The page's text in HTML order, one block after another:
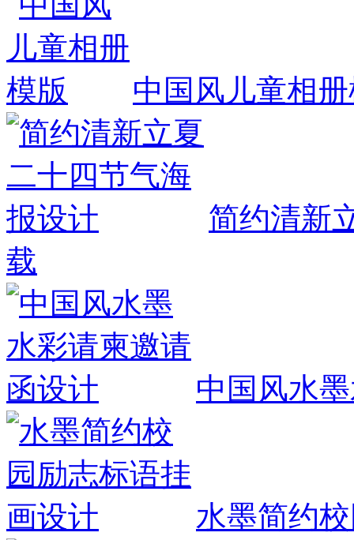
中国风儿童相
简约清新
载
中国风水
水墨简约